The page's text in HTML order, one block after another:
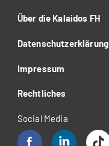
Über die Kalaidos FH
Datenschutzerklärung
Impressum
Rechtliches
Social Media